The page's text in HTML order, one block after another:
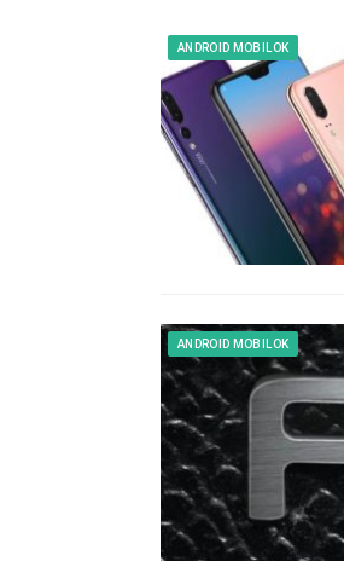
ANDROID MOBILOK
ANDROID MOBILOK